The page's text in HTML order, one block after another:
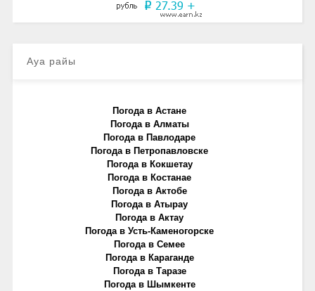
Ауа райы
Погода в Астане
Погода в Алматы
Погода в Павлодаре
Погода в Петропавловске
Погода в Кокшетау
Погода в Костанае
Погода в Актобе
Погода в Атырау
Погода в Актау
Погода в Усть-Каменогорске
Погода в Семее
Погода в Караганде
Погода в Таразе
Погода в Шымкенте